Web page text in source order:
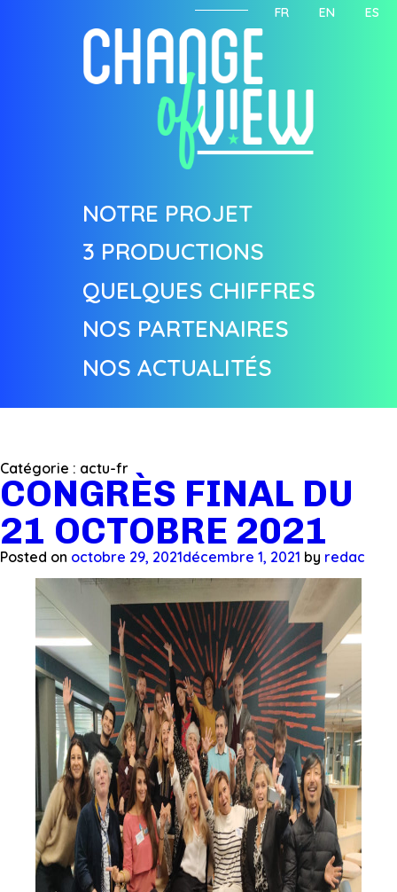
FR EN ES
NOTRE PROJET
3 PRODUCTIONS
QUELQUES CHIFFRES
NOS PARTENAIRES
NOS ACTUALITÉS
Catégorie : actu-fr
CONGRÈS FINAL DU
21 OCTOBRE 2021
Posted on octobre 29, 2021décembre 1, 2021 by redac